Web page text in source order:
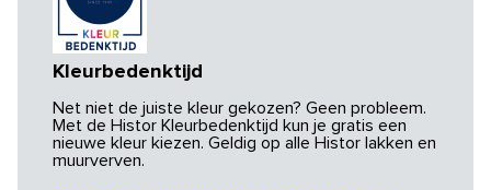
Kleurbedenktijd
Net niet de juiste kleur gekozen? Geen probleem.
Met de Histor Kleurbedenktijd kun je gratis een
nieuwe kleur kiezen. Geldig op alle Histor lakken en
muurverven.